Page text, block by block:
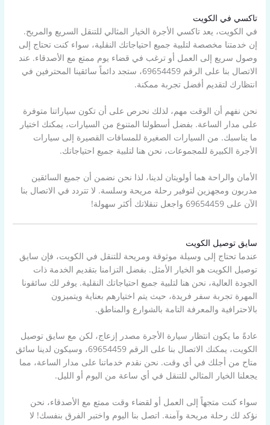
تاكسي في الكويت
في الكويت، يعد تاكسي الأجرة الخيار المثالي للتنقل السريع والمريح.
إن خدمتنا مخصصة لتلبية جميع احتياجاتك النقلية، سواء كنت تحتاج إلى
وصول سريع إلى العمل أو ترغب في قضاء يوم ممتع مع الأصدقاء. عند
الاتصال بنا على الرقم 69654459، ستجد دائماً سائقينا المحترفين في
انتظارك لتقديم أفضل تجربة ممكنة.
نحن نفهم أن الوقت مهم، لذلك نحرص على أن تكون سياراتنا متوفرة
على مدار الساعة. بفضل أسطولنا المتنوع من السيارات، يمكنك اختيار
ما يناسبك. من السيارات الصغيرة للمسافات القصيرة إلى سيارات
الأجرة الكبيرة للمجموعات، نحن هنا لتلبية جميع احتياجاتك.
الأمان والراحة هما أولويتان لدينا، لذا نحن نضمن أن جميع السائقين
مدربون ومجهزين لتوفير رحلة مريحة وسلسة. لا تتردد في الاتصال بنا
الآن على 69654459 واجعل تنقلاتك أكثر سهولة!
سايق توصيل الكويت
عندما تحتاج إلى وسيلة موثوقة ومريحة للتنقل في الكويت، فإن سايق
توصيل الكويت هو الخيار الأمثل. بفضل التزامنا بتقديم الخدمة ذات
الجودة العالية، نحن هنا لتلبية جميع احتياجاتك النقلية. يوفر لك سائقونا
المهرة تجربة سفر فريدة، حيث يتم اختيارهم بعناية ويتميزون
بالاحترافية والمعرفة التامة بالشوارع والمناطق.
عادةً ما يكون انتظار سيارة الأجرة مصدر إزعاج، لكن مع سايق توصيل
الكويت، يمكنك الاتصال بنا على الرقم 69654459، وسيكون لدينا سائق
متاح من أجلك في أي وقت. نحن نقدم خدماتنا على مدار الساعة، مما
يجعلنا الخيار المثالي للتنقل في أي ساعة من اليوم أو الليل.
سواء كنت متجهاً إلى العمل أو لقضاء وقت ممتع مع الأصدقاء، نحن
نؤكد لك رحلة مريحة وآمنة. اتصل بنا اليوم واختبر الفرق بنفسك! لا